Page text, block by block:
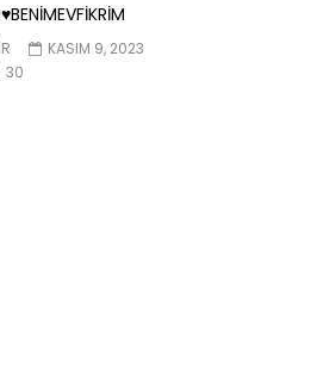
KASIM 9, 2023
30